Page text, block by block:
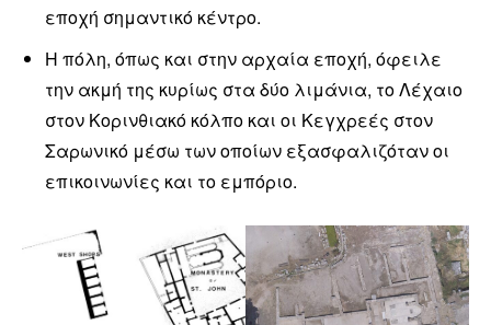
εποχή σημαντικό κέντρο.
Η πόλη, όπως και στην αρχαία εποχή, όφειλε
την ακμή της κυρίως στα δύο λιμάνια, το Λέχαιο
στον Κορινθιακό κόλπο και οι Κεγχρεές στον
Σαρωνικό μέσω των οποίων εξασφαλιζόταν οι
επικοινωνίες και το εμπόριο.